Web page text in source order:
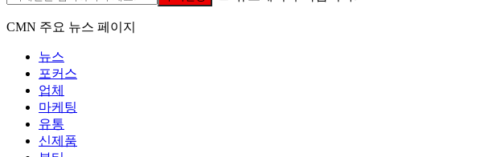
CMN 주요 뉴스 페이지
뉴스
포커스
업체
마케팅
유통
신제품